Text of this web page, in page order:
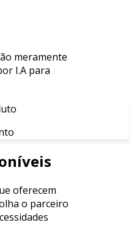
meramente
I.A para
oferecem
o parceiro